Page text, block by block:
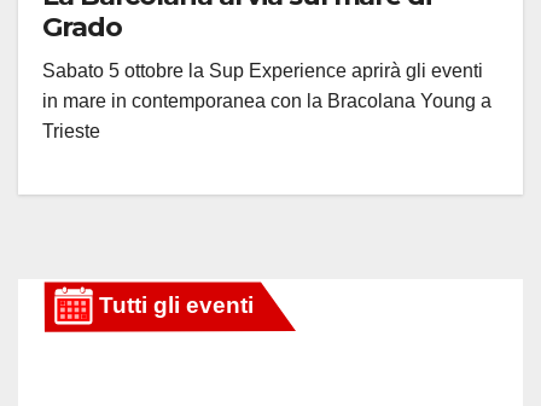
Grado
Sabato 5 ottobre la Sup Experience aprirà gli eventi
in mare in contemporanea con la Bracolana Young a
Trieste